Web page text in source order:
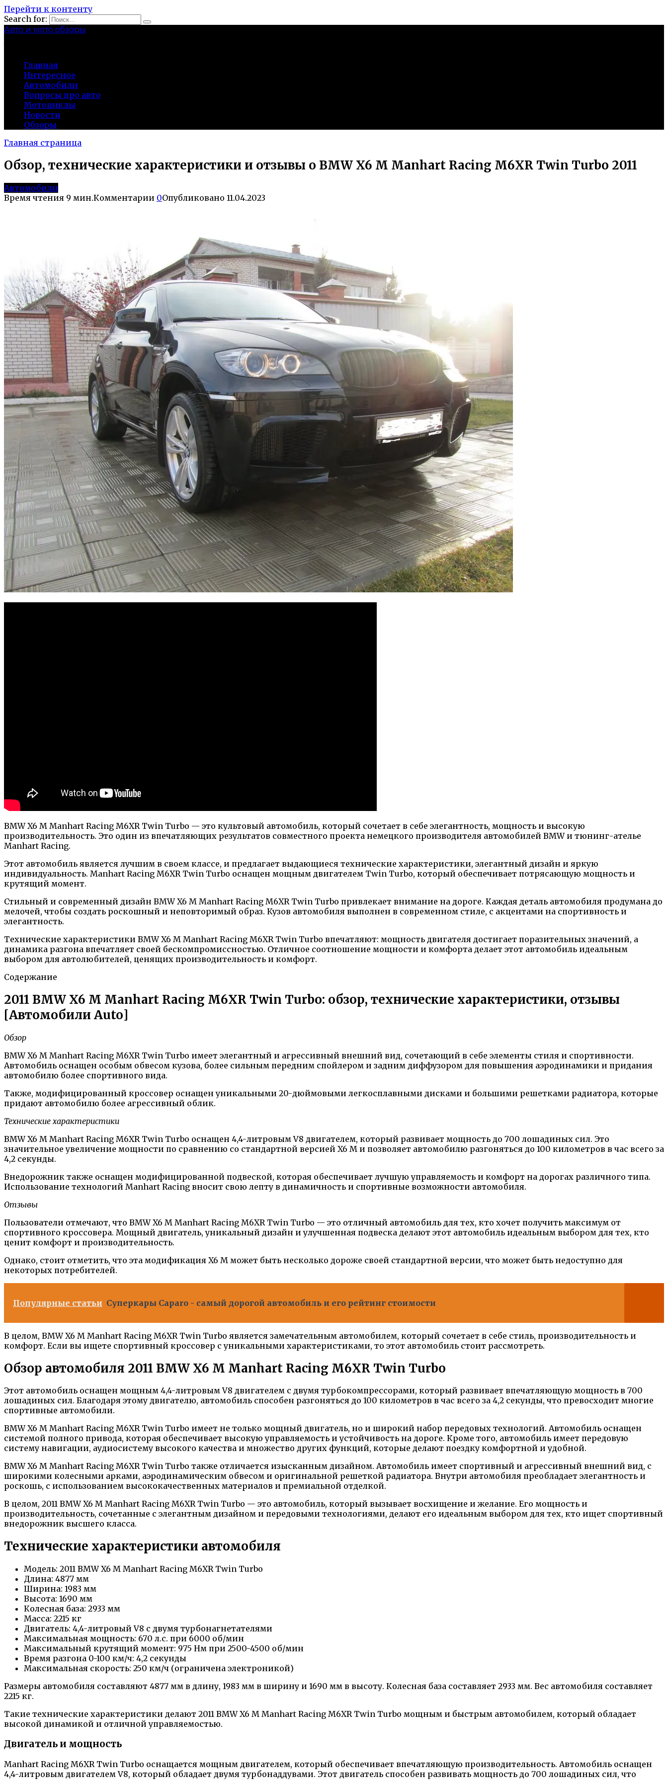
Перейти к контенту
Search for:
Авто и мото обзоры
Главная
Интересное
Автомобили
Вопросы про авто
Мотоциклы
Новости
Обзоры
Главная страница
Обзор, технические характеристики и отзывы о BMW X6 M Manhart Racing M6XR Twin Turbo 2011
Автомобили
Время чтения 9 мин.Комментарии 0Опубликовано 11.04.2023
BMW X6 M Manhart Racing M6XR Twin Turbo — это культовый автомобиль, который сочетает в себе элегантность, мощность и высокую
производительность. Это один из впечатляющих результатов совместного проекта немецкого производителя автомобилей BMW и тюнинг-ателье
Manhart Racing.
Этот автомобиль является лучшим в своем классе, и предлагает выдающиеся технические характеристики, элегантный дизайн и яркую
индивидуальность. Manhart Racing M6XR Twin Turbo оснащен мощным двигателем Twin Turbo, который обеспечивает потрясающую мощность и
крутящий момент.
Стильный и современный дизайн BMW X6 M Manhart Racing M6XR Twin Turbo привлекает внимание на дороге. Каждая деталь автомобиля продумана до
мелочей, чтобы создать роскошный и неповторимый образ. Кузов автомобиля выполнен в современном стиле, с акцентами на спортивность и
элегантность.
Технические характеристики BMW X6 M Manhart Racing M6XR Twin Turbo впечатляют: мощность двигателя достигает поразительных значений, а
динамика разгона впечатляет своей бескомпромиссностью. Отличное соотношение мощности и комфорта делает этот автомобиль идеальным
выбором для автолюбителей, ценящих производительность и комфорт.
Содержание
2011 BMW X6 M Manhart Racing M6XR Twin Turbo: обзор, технические характеристики, отзывы
[Автомобили Auto]
Обзор
BMW X6 M Manhart Racing M6XR Twin Turbo имеет элегантный и агрессивный внешний вид, сочетающий в себе элементы стиля и спортивности.
Автомобиль оснащен особым обвесом кузова, более сильным передним спойлером и задним диффузором для повышения аэродинамики и придания
автомобилю более спортивного вида.
Также, модифицированный кроссовер оснащен уникальными 20-дюймовыми легкосплавными дисками и большими решетками радиатора, которые
придают автомобилю более агрессивный облик.
Технические характеристики
BMW X6 M Manhart Racing M6XR Twin Turbo оснащен 4,4-литровым V8 двигателем, который развивает мощность до 700 лошадиных сил. Это
значительное увеличение мощности по сравнению со стандартной версией X6 M и позволяет автомобилю разгоняться до 100 километров в час всего за
4,2 секунды.
Внедорожник также оснащен модифицированной подвеской, которая обеспечивает лучшую управляемость и комфорт на дорогах различного типа.
Использование технологий Manhart Racing вносит свою лепту в динамичность и спортивные возможности автомобиля.
Отзывы
Пользователи отмечают, что BMW X6 M Manhart Racing M6XR Twin Turbo — это отличный автомобиль для тех, кто хочет получить максимум от
спортивного кроссовера. Мощный двигатель, уникальный дизайн и улучшенная подвеска делают этот автомобиль идеальным выбором для тех, кто
ценит комфорт и производительность.
Однако, стоит отметить, что эта модификация X6 M может быть несколько дороже своей стандартной версии, что может быть недоступно для
некоторых потребителей.
Популярные статьи Суперкары Caparo - самый дорогой автомобиль и его рейтинг стоимости
В целом, BMW X6 M Manhart Racing M6XR Twin Turbo является замечательным автомобилем, который сочетает в себе стиль, производительность и
комфорт. Если вы ищете спортивный кроссовер с уникальными характеристиками, то этот автомобиль стоит рассмотреть.
Обзор автомобиля 2011 BMW X6 M Manhart Racing M6XR Twin Turbo
Этот автомобиль оснащен мощным 4,4-литровым V8 двигателем с двумя турбокомпрессорами, который развивает впечатляющую мощность в 700
лошадиных сил. Благодаря этому двигателю, автомобиль способен разгоняться до 100 километров в час всего за 4,2 секунды, что превосходит многие
спортивные автомобили.
BMW X6 M Manhart Racing M6XR Twin Turbo имеет не только мощный двигатель, но и широкий набор передовых технологий. Автомобиль оснащен
системой полного привода, которая обеспечивает высокую управляемость и устойчивость на дороге. Кроме того, автомобиль имеет передовую
систему навигации, аудиосистему высокого качества и множество других функций, которые делают поездку комфортной и удобной.
BMW X6 M Manhart Racing M6XR Twin Turbo также отличается изысканным дизайном. Автомобиль имеет спортивный и агрессивный внешний вид, с
широкими колесными арками, аэродинамическим обвесом и оригинальной решеткой радиатора. Внутри автомобиля преобладает элегантность и
роскошь, с использованием высококачественных материалов и премиальной отделкой.
В целом, 2011 BMW X6 M Manhart Racing M6XR Twin Turbo — это автомобиль, который вызывает восхищение и желание. Его мощность и
производительность, сочетанные с элегантным дизайном и передовыми технологиями, делают его идеальным выбором для тех, кто ищет спортивный
внедорожник высшего класса.
Технические характеристики автомобиля
Модель: 2011 BMW X6 M Manhart Racing M6XR Twin Turbo
Длина: 4877 мм
Ширина: 1983 мм
Высота: 1690 мм
Колесная база: 2933 мм
Масса: 2215 кг
Двигатель: 4,4-литровый V8 с двумя турбонагнетателями
Максимальная мощность: 670 л.с. при 6000 об/мин
Максимальный крутящий момент: 975 Нм при 2500-4500 об/мин
Время разгона 0-100 км/ч: 4,2 секунды
Максимальная скорость: 250 км/ч (ограничена электроникой)
Размеры автомобиля составляют 4877 мм в длину, 1983 мм в ширину и 1690 мм в высоту. Колесная база составляет 2933 мм. Вес автомобиля составляет
2215 кг.
Такие технические характеристики делают 2011 BMW X6 M Manhart Racing M6XR Twin Turbo мощным и быстрым автомобилем, который обладает
высокой динамикой и отличной управляемостью.
Двигатель и мощность
Manhart Racing M6XR Twin Turbo оснащается мощным двигателем, который обеспечивает впечатляющую производительность. Автомобиль оснащен
4,4-литровым двигателем V8, который обладает двумя турбонаддувами. Этот двигатель способен развивать мощность до 700 лошадиных сил, что